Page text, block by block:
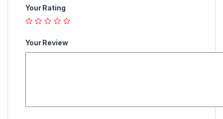
Your Rating
Your Review